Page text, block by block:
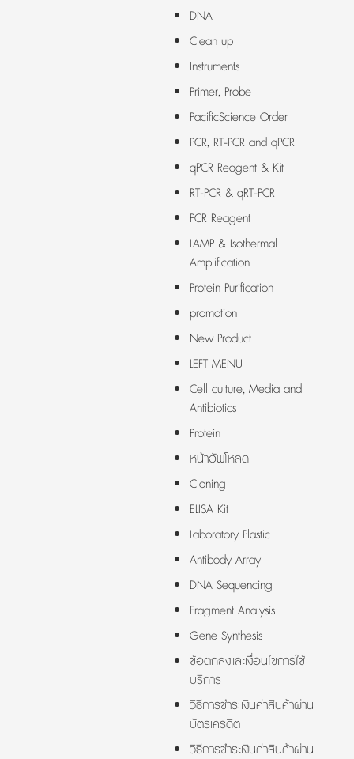
DNA
Clean up
Instruments
Primer, Probe
PacificScience Order
PCR, RT-PCR and qPCR
qPCR Reagent & Kit
RT-PCR & qRT-PCR
PCR Reagent
LAMP & Isothermal
Amplification
Protein Purification
promotion
New Product
LEFT MENU
Cell culture, Media and
Antibiotics
Protein
หน้าอัพโหลด
Cloning
ELISA Kit
Laboratory Plastic
Antibody Array
DNA Sequencing
Fragment Analysis
Gene Synthesis
ข้อตกลงและเงื่อนไขการใช้
บริการ
วิธีการชำระเงินค่าสินค้าผ่าน
บัตรเครดิต
วิธีการชำระเงินค่าสินค้าผ่าน